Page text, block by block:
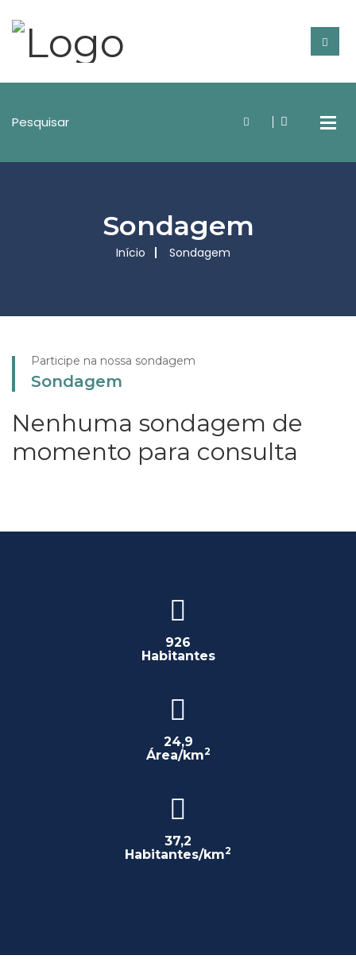
Sondagem
Início Sondagem
Participe na nossa sondagem
Sondagem
Nenhuma sondagem de
momento para consulta
926
Habitantes
24,9
Área/km2
37,2
Habitantes/km2